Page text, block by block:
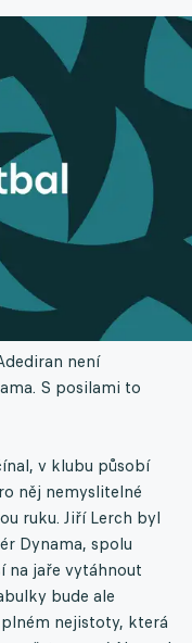
není
S posilami to
v klubu působí
něj nemyslitelné
ruku. Jiří Lerch byl
Dynama, spolu
na jaře vytáhnout
bude ale
nejistoty, která